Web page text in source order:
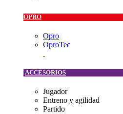
OPRO
Opro
OproTec
ACCESORIOS
Jugador
Entreno y agilidad
Partido